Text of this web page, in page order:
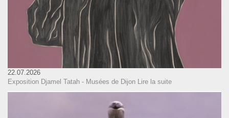
22.07.2026
Exposition Djamel Tatah - Musées de Dijon
Lire la suite